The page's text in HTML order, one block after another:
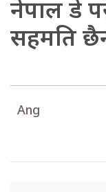
नेपाल डे
सहमति
Ang